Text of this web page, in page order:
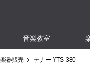
音楽教室
楽器販売 テナー YTS-380